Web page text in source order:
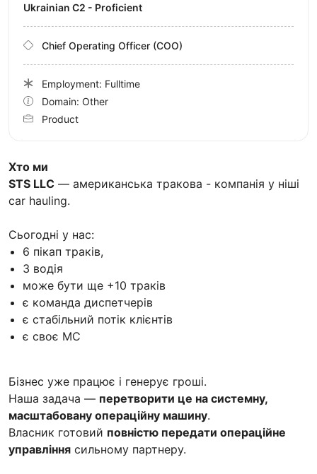
Хто ми
STS LLC — американська тракова - компанія у ніші
car hauling.
Сьогодні у нас:
6 пікап траків,
3 водія
може бути ще +10 траків
є команда диспетчерів
є стабільний потік клієнтів
є своє MC
Бізнес уже працює і генерує гроші.
Наша задача — перетворити це на системну,
масштабовану операційну машину.
Власник готовий повністю передати операційне
управління сильному партнеру.
Ukrainian C2 - Proficient
Chief Operating Officer (COO)
Employment: Fulltime
Domain: Other
Product